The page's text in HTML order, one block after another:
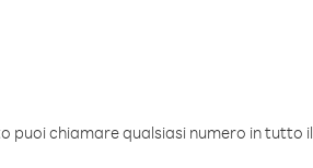
puoi chiamare qualsiasi numero in tutto il